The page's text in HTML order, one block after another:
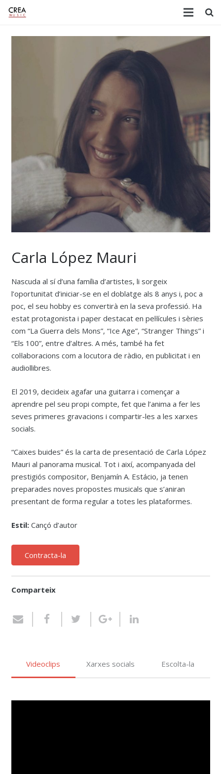
Carla López Mauri
Nascuda al sí d’una família d’artistes, li sorgeix
l’oportunitat d’iniciar-se en el doblatge als 8 anys i, poc a
poc, el seu hobby es convertirà en la seva professió. Ha
estat protagonista i paper destacat en pel·lícules i sèries
com “La Guerra dels Mons”, “Ice Age”, “Stranger Things” i
“Els 100”, entre d’altres. A més, també ha fet
col·laboracions com a locutora de ràdio, en publicitat i en
audiollibres.
El 2019, decideix agafar una guitarra i començar a
aprendre pel seu propi compte, fet que l’anima a fer les
seves primeres gravacions i compartir-les a les xarxes
socials.
“Caixes buides” és la carta de presentació de Carla López
Mauri al panorama musical. Tot i així, acompanyada del
prestigiós compositor, Benjamín A. Estácio, ja tenen
preparades noves propostes musicals que s’aniran
presentant de forma regular a totes les plataformes.
Estil:Cançó d’autor
Contracta-la
Comparteix
Videoclips Xarxes socials Escolta-la